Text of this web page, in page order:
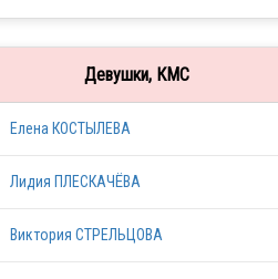
Девушки, КМС
Елена КОСТЫЛЕВА
Лидия ПЛЕСКАЧЁВА
Виктория СТРЕЛЬЦОВА